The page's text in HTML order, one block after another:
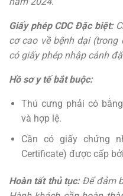
Giấy phép CDC Đặc biệt:
cơ cao về bệnh dại
có giấy phép nhập cảnh
Hồ sơ y tế bắt buộc:
Thú cưng phải có
và hợp lệ.
Cần có giấy chứng
Certificate) được cấp
Hoàn tất thủ tục:Để đảm